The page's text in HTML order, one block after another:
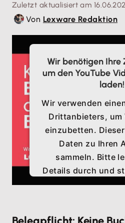
Zuletzt aktualisiert am
Von Lexware Redaktion
Wir benötigen Ihre
um den YouTube
laden!
Wir verwenden
Drittanbieters, um
einzubetten.
Daten zu Ihren
sammeln. Bitte
Details durch und
Nutzung des